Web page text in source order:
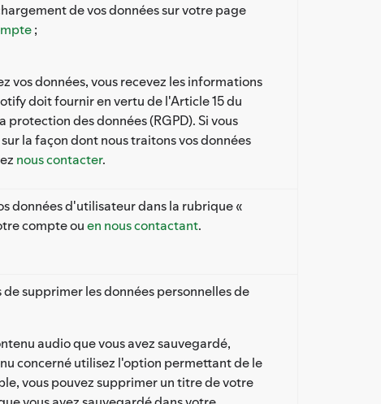
de vos données sur votre page
;
vos données, vous recevez les informations
doit fournir en vertu de l'Article 15 du
protection des données (RGPD). Si vous
la façon dont nous traitons vos données
nous contacter.
données d'utilisateur dans la rubrique «
compte ouen nous contactant.
supprimer les données personnelles de
audio que vous avez sauvegardé,
concerné utilisez l'option permettant de le
vous pouvez supprimer un titre de votre